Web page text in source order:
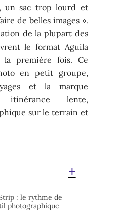
un sac trop lourd et
de belles images ».
de la plupart des
le format Aguila
la première fois. Ce
en petit groupe,
et la marque
itinérance lente,
sur le terrain et
: le rythme de
photographique